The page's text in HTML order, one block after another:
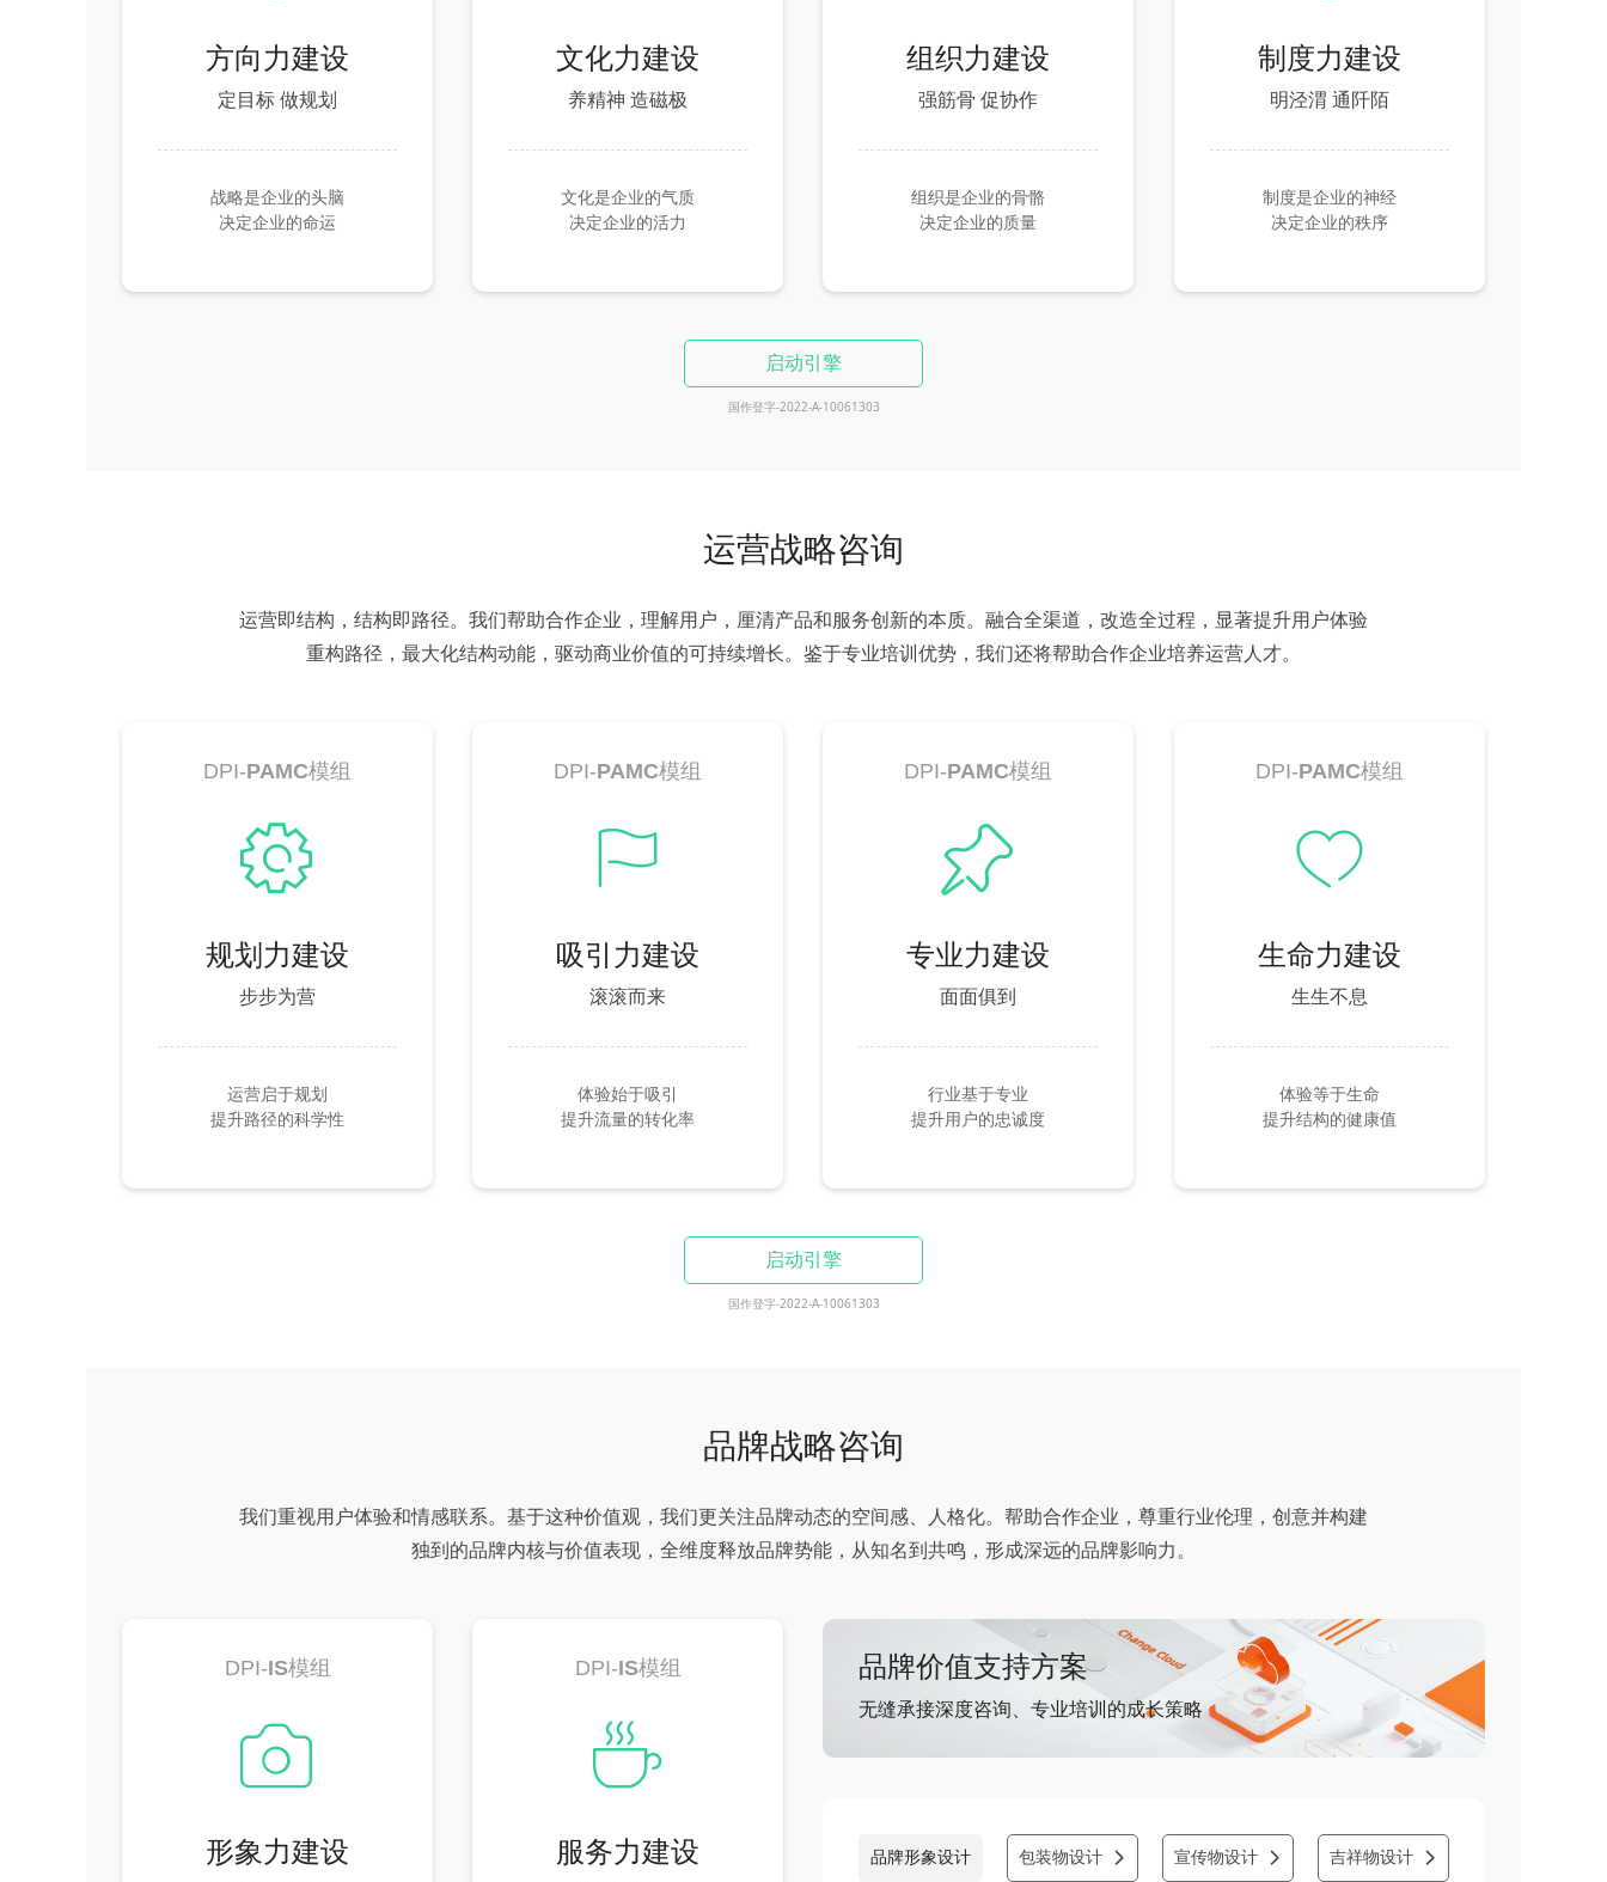
启动引擎
国作登字-2022-A-10061303
战略是企业的头脑
决定企业的命运
定目标 做规划
方向力建设
文化是企业的气质
决定企业的活力
养精神 造磁极
文化力建设
组织是企业的骨骼
决定企业的质量
强筋骨 促协作
组织力建设
制度是企业的神经
决定企业的秩序
明泾渭 通阡陌
制度力建设
品牌战略咨询
我们重视用户体验和情感联系。基于这种价值观，我们更关注品牌动态的空间感、人格化。帮助合作企业，尊重行业伦理，创意并构建
独到的品牌内核与价值表现，全维度释放品牌势能，从知名到共鸣，形成深远的品牌影响力。
DPI-IS模组
形象力建设
ꀓ
DPI-IS模组
服务力建设
ꄘ
品牌价值支持方案
无缝承接深度咨询、专业培训的成长策略
品牌形象设计 包装物设计 넲 宣传物设计 넲 吉祥物设计 넲
运营战略咨询
运营即结构，结构即路径。我们帮助合作企业，理解用户，厘清产品和服务创新的本质。融合全渠道，改造全过程，显著提升用户体验
重构路径，最大化结构动能，驱动商业价值的可持续增长。鉴于专业培训优势，我们还将帮助合作企业培养运营人才。
启动引擎
国作登字-2022-A-10061303
运营启于规划
提升路径的科学性
DPI-PAMC模组
步步为营
规划力建设
ꂉ
体验始于吸引
提升流量的转化率
DPI-PAMC模组
滚滚而来
吸引力建设
ꄡ
行业基于专业
提升用户的忠诚度
DPI-PAMC模组
面面俱到
专业力建设
ꁑ
体验等于生命
提升结构的健康值
DPI-PAMC模组
生生不息
生命力建设
ꄀ